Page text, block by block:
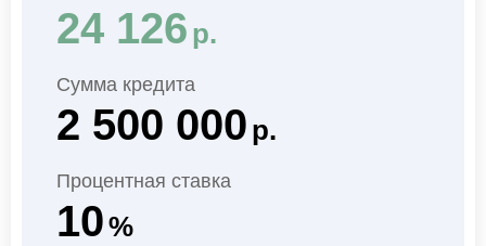
24 126 р.
Сумма кредита
2 500 000 р.
Процентная ставка
10%